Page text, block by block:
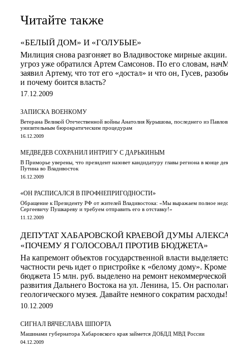
Читайте также
«БЕЛЫЙ ДОМ» И «ГОЛУБЫЕ»
Милиция снова разгоняет во Владивостоке мирные
угроз уже обратился Артем Самсонов. По его словам,
заявил Артему, что тот его «достал» и что он, Гусев,
и почему боится власть?
17.12.2009
ЗАПИСКА ВОЕНКОМУ
Ветерана Великой Отечественной войны Анатолия Курышова, последнего из
унизительным бюрократическим процедурам
16.12.2009
МЕДВЕДЕВ СОХРАНИЛ ИНТРИГУ С ДАРЬКИНЫМ
В Приморье уверены, что президент назовет кандидатуру главы региона в конце
Путина во Владивосток
16.12.2009
«ОН РАСПИСАЛСЯ В ПРОФНЕПРИГОДНОСТИ»
Обращение к Президенту РФ от жителей Владивостока: «Мы выражаем полное
Сергеевичу Пушкареву и требуем отправить его в отставку!»
11.12.2009
ДЕПУТАТ ХАБАРОВСКОЙ КРАЕВОЙ ДУМЫ
«ПОЧЕМУ Я ГОЛОСОВАЛ ПРОТИВ БЮДЖЕТА»
На капремонт объектов государственной власти
частности речь идет о пристройке к «белому дому». Кроме
бюджета 15 млн. руб. выделено на ремонт некоммерческой
развития Дальнего Востока на ул. Ленина, 15. Он
геологического музея. Давайте немного сократим расходы!
10.12.2009
СИГНАЛ ВЯЧЕСЛАВА ШПОРТА
Машинами губернатора Хабаровского края займется ДОБДД МВД России
04.12.2009